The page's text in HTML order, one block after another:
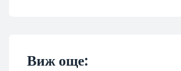
Виж още: